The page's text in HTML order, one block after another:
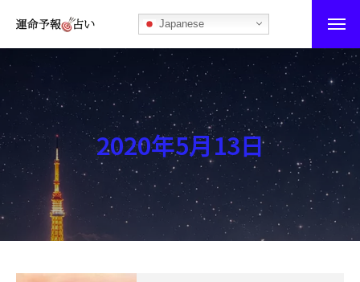
Japanese
運命予報占い
運命予報占いとは
あなたの所属部屋を探そう！
最恐の相性占い
秘伝公開！吉凶カレンダー
記事カテゴリー
2020年5月13日